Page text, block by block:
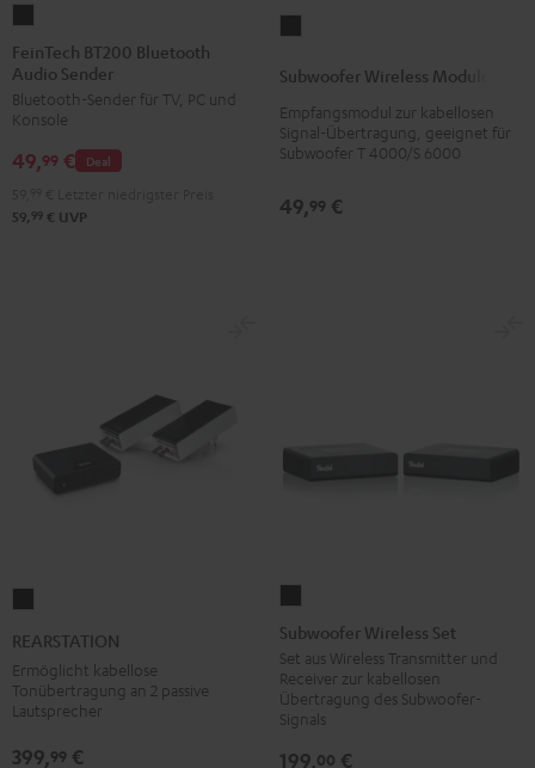
BT200
Bluetooth
Audio
Sender
Schwarz
FeinTech BT200 Bluetooth
Audio Sender
Bluetooth-Sender für TV, PC und
Konsole
Deal
49,99 €
59, 99 € UVP
Module
Schwarz
Version
Subwoofer Wireless Module
Empfangsmodul zur kabellosen
Signal-Übertragung, geeignet für
Subwoofer T 4000/S 6000
49,99 €
REARSTATION
Ermöglicht kabellose
Tonübertragung an 2 passive
Lautsprecher
399,99 €
Wireless
Set
Schwarz
Subwoofer Wireless Set
Set aus Wireless Transmitter und
Receiver zur kabellosen
Übertragung des Subwoofer-
Signals
199,00 €